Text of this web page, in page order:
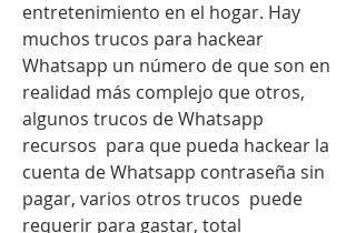
entretenimiento en el hogar. Hay
muchos trucos para hackear
Whatsapp un número de que son en
realidad más complejo que otros,
algunos trucos de Whatsapp
recursos  para que pueda hackear la
cuenta de Whatsapp contraseña sin
pagar, varios otros trucos  puede
requerir para gastar, total